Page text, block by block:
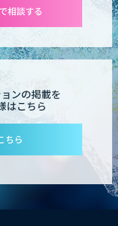
相談する
ンの掲載を
はこちら
ちら